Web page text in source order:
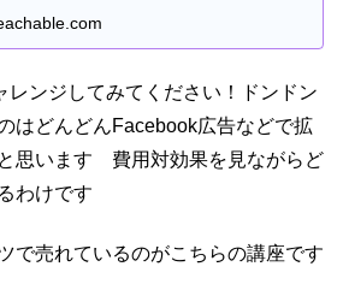
レンジしてみてください！ドンドン
はどんどんFacebook広告などで拡
思います 費用対効果を見ながらど
わけです
で売れているのがこちらの講座です